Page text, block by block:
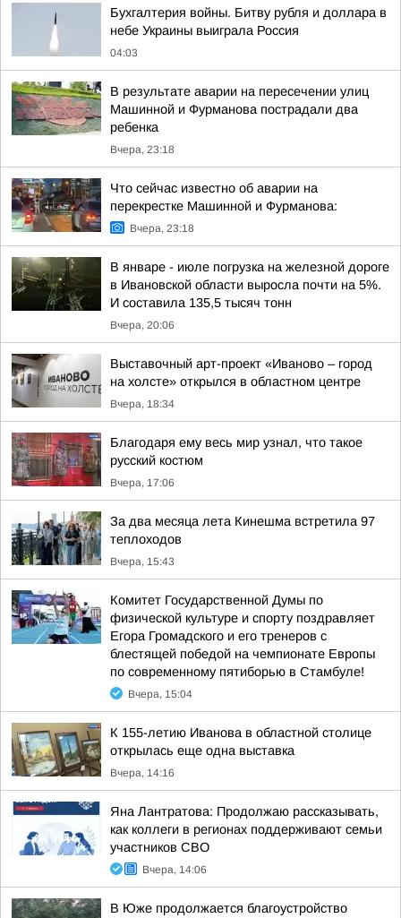
Бухгалтерия войны. Битву рубля и доллара в
небе Украины выиграла Россия
04:03
В результате аварии на пересечении улиц
Машинной и Фурманова пострадали два
ребенка
Вчера, 23:18
Что сейчас известно об аварии на
перекрестке Машинной и Фурманова:
Вчера, 23:18
В январе - июле погрузка на железной дороге
в Ивановской области выросла почти на 5%.
И составила 135,5 тысяч тонн
Вчера, 20:06
Выставочный арт-проект «Иваново – город
на холсте» открылся в областном центре
Вчера, 18:34
Благодаря ему весь мир узнал, что такое
русский костюм
Вчера, 17:06
За два месяца лета Кинешма встретила 97
теплоходов
Вчера, 15:43
Комитет Государственной Думы по
физической культуре и спорту поздравляет
Егора Громадского и его тренеров с
блестящей победой на чемпионате Европы
по современному пятиборью в Стамбуле!
Вчера, 15:04
К 155-летию Иванова в областной столице
открылась еще одна выставка
Вчера, 14:16
Яна Лантратова: Продолжаю рассказывать,
как коллеги в регионах поддерживают семьи
участников СВО
Вчера, 14:06
В Юже продолжается благоустройство